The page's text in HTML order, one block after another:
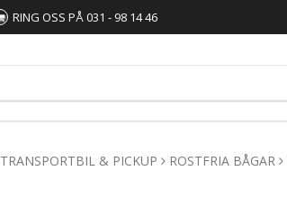
RING OSS PÅ 031 - 98 14 46
TRANSPORTBIL & PICKUP ROSTFRIA BÅGAR